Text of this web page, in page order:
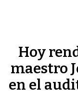
Hoy
maestro
en el